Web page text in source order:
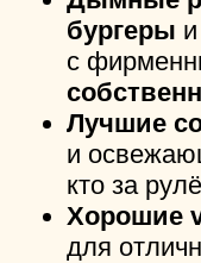
«Хачапури
ресторан с ярким
колоритом и
в центре Казани.
ул. Право-